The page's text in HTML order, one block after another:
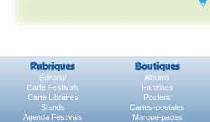
Rubriques Boutiques
Éditorial Albums
Carte Festivals
Fanzines
Carte Libraires
Posters
Stands
Cartes-postales
Agenda Festivals
Marque-pages